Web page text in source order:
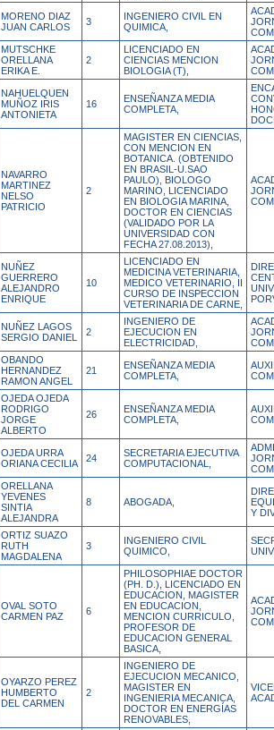
MORENO DIAZ
JUAN CARLOS
3
INGENIERO CIVIL EN
QUIMICA,
MUTSCHKE
ORELLANA
ERIKA E.
2
LICENCIADO EN
CIENCIAS MENCION
BIOLOGIA (T),
NAHUELQUEN
MUÑOZ IRIS
ANTONIETA
16
ENSEÑANZA MEDIA
COMPLETA,
NAVARRO
MARTINEZ
NELSO
PATRICIO
2
MAGISTER EN CIENCIAS,
CON MENCION EN
BOTANICA. (OBTENIDO
EN BRASIL-U.SAO
PAULO), BIOLOGO
MARINO, LICENCIADO
EN BIOLOGIA MARINA,
DOCTOR EN CIENCIAS
(VALIDADO POR LA
UNIVERSIDAD CON
FECHA 27.08.2013),
NUÑEZ
GUERRERO
ALEJANDRO
ENRIQUE
10
LICENCIADO EN
MEDICINA VETERINARIA,
MEDICO VETERINARIO, II
CURSO DE INSPECCION
VETERINARIA DE CARNE,
NUÑEZ LAGOS
SERGIO DANIEL
2
INGENIERO DE
EJECUCION EN
ELECTRICIDAD,
OBANDO
HERNANDEZ
RAMON ANGEL
21
ENSEÑANZA MEDIA
COMPLETA,
OJEDA OJEDA
RODRIGO
JORGE
ALBERTO
26
ENSEÑANZA MEDIA
COMPLETA,
OJEDA URRA
ORIANA CECILIA
24
SECRETARIA EJECUTIVA
COMPUTACIONAL,
ORELLANA
YEVENES
SINTIA
ALEJANDRA
8 ABOGADA,
Y
ORTIZ SUAZO
RUTH
MAGDALENA
3
INGENIERO CIVIL
QUIMICO,
OVAL SOTO
CARMEN PAZ
6
PHILOSOPHIAE DOCTOR
(PH. D.), LICENCIADO EN
EDUCACION, MAGISTER
EN EDUCACION,
MENCION CURRICULO,
PROFESOR DE
EDUCACION GENERAL
BASICA,
OYARZO PEREZ
HUMBERTO
DEL CARMEN
2
INGENIERO DE
EJECUCION MECANICO,
MAGISTER EN
INGENIERIA MECANICA,
DOCTOR EN ENERGÍAS
RENOVABLES,